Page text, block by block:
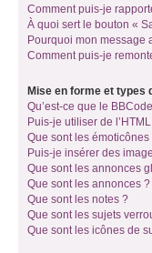
Comment puis-je
À quoi sert le bouton «
Pourquoi mon message
Comment puis-je
Mise en forme et types
Qu’est-ce que le
Puis-je utiliser de
Que sont les émoticônes
Puis-je insérer des
Que sont les annonces
Que sont les annonces ?
Que sont les notes ?
Que sont les sujets
Que sont les icônes de